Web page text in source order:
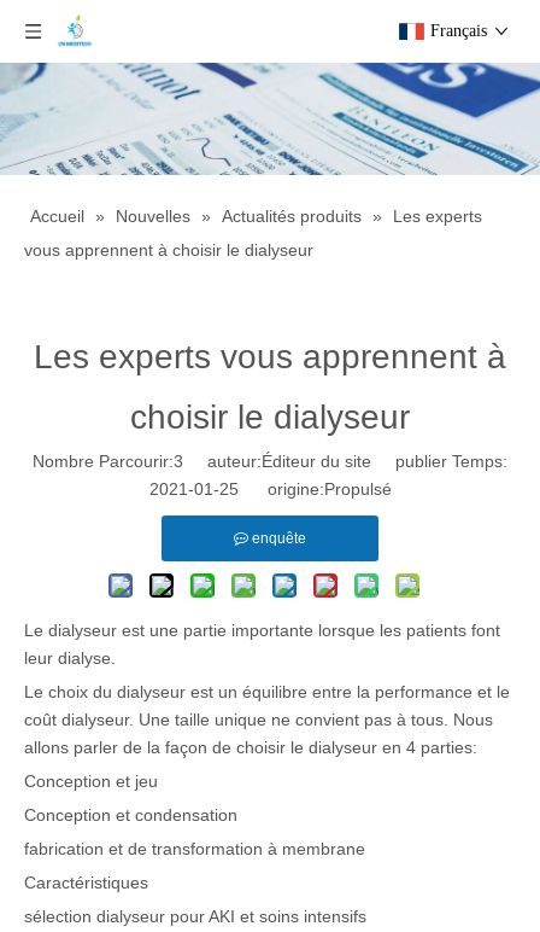
Français
Accueil » Nouvelles » Actualités produits »
Les experts
vous apprennent à choisir le dialyseur
Les experts vous apprennent à
choisir le dialyseur
Nombre Parcourir:3 auteur:Éditeur du site publier Temps:
2021-01-25 origine:Propulsé
enquête
Le dialyseur est une partie importante lorsque les patients font
leur dialyse.
Le choix du dialyseur est un équilibre entre la performance et le
coût dialyseur. Une taille unique ne convient pas à tous. Nous
allons parler de la façon de choisir le dialyseur en 4 parties:
Conception et jeu
Conception et condensation
fabrication et de transformation à membrane
Caractéristiques
sélection dialyseur pour AKI et soins intensifs